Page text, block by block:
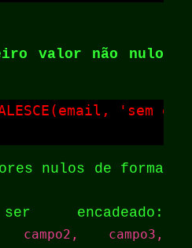
valor não nulo
'sem
nulos de forma
encadeado:
campo2, campo3,